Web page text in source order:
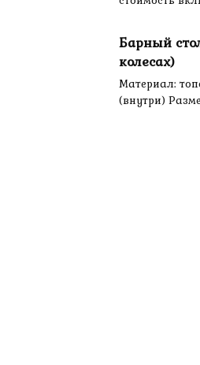
Барный
колесах)
Материал:
(внутри)